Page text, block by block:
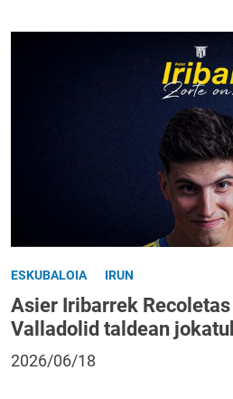
ESKUBALOIA IRUN
Asier Iribarrek
Valladolid taldean
2026/06/18